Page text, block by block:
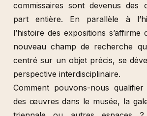
commissaires sont devenus des
part entière. En parallèle à
l’histoire des expositions
nouveau champ de recherche
centré sur un objet précis, se
perspective interdisciplinaire.
Comment pouvons-nous
des œuvres dans le musée, la